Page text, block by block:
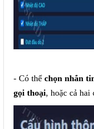
- Có thể chọn nhắn
gọi thoại, hoặc cả hai